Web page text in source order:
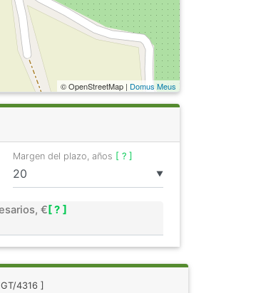
© OpenStreetMap | Domus Meus
▼
Margen del plazo, años [ ? ]
€ [ ? ]
4316 ]